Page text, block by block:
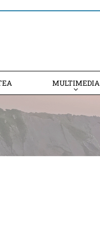
MULTIMEDIA